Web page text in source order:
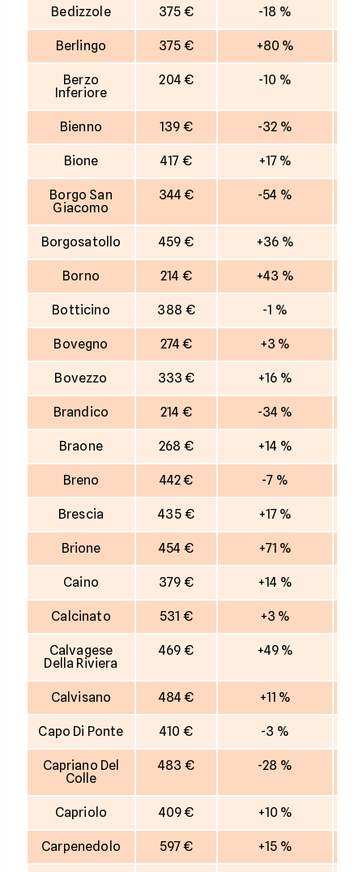
Bedizzole 375 € -18 %
Berlingo 375 € +80 %
Berzo
Inferiore
204 € -10 %
Bienno 139 € -32 %
Bione 417 € +17 %
Borgo San
Giacomo
344 € -54 %
Borgosatollo 459 € +36 %
Borno 214 € +43 %
Botticino 388 € -1 %
Bovegno 274 € +3 %
Bovezzo 333 € +16 %
Brandico 214 € -34 %
Braone 268 € +14 %
Breno 442 € -7 %
Brescia 435 € +17 %
Brione 454 € +71 %
Caino 379 € +14 %
Calcinato 531 € +3 %
Calvagese
Della Riviera
469 € +49 %
Calvisano 484 € +11 %
Capo Di Ponte 410 € -3 %
Capriano Del
Colle
483 € -28 %
Capriolo 409 € +10 %
Carpenedolo 597 € +15 %